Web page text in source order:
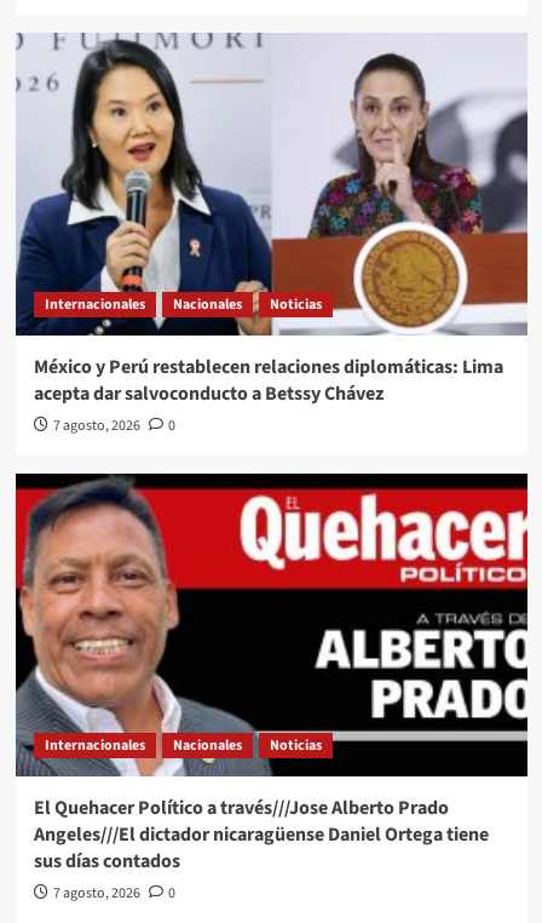
Internacionales Nacionales Noticias
México y Perú restablecen relaciones diplomáticas: Lima
acepta dar salvoconducto a Betssy Chávez
7 agosto, 2026 0
Internacionales Nacionales Noticias
El Quehacer Político a través///Jose Alberto Prado
Angeles///El dictador nicaragüense Daniel Ortega tiene
sus días contados
7 agosto, 2026 0